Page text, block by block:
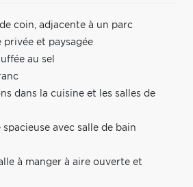
coin, adjacente à un parc
privée et paysagée
au sel
dans la cuisine et les salles de
avec salle de bain
à manger à aire ouverte et